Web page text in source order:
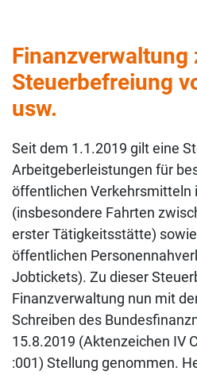
Finanzverwaltung
Steuerbefreiung
usw.
Seit dem 1.1.2019 gilt eine
Arbeitgeberleistungen für
öffentlichen Verkehrsmitteln
(insbesondere Fahrten
erster Tätigkeitsstätte)
öffentlichen
Jobtickets). Zu dieser
Finanzverwaltung nun mit
Schreiben des
15.8.2019 (Aktenzeichen IV
:001) Stellung genommen.